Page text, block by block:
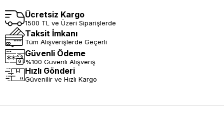
Ücretsiz Kargo
1500 TL ve Üzeri Siparişlerde
Taksit İmkanı
Tüm Alışverişlerde Geçerli
Güvenli Ödeme
%100 Güvenli Alışveriş
Hızlı Gönderi
Güvenilir ve Hızlı Kargo